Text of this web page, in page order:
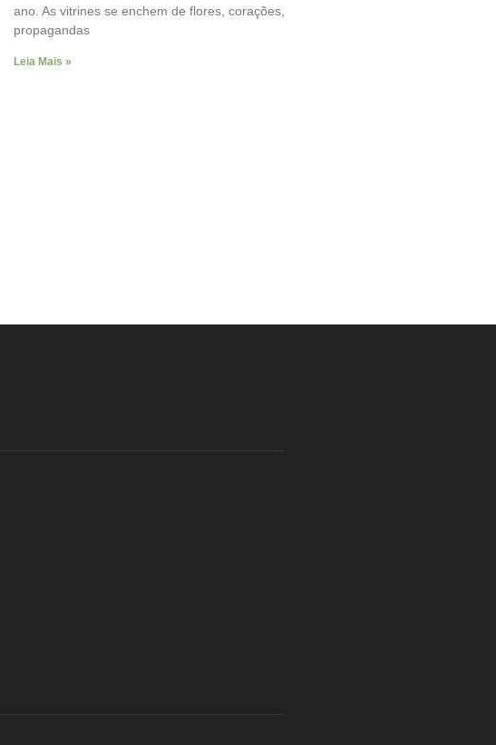
ano. As vitrines se enchem de flores, corações,
propagandas
Leia Mais »